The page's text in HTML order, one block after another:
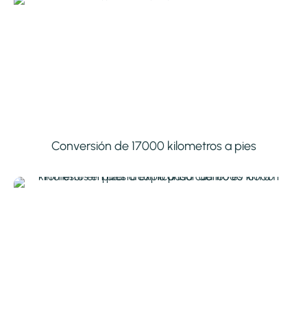
Conversión de 17000 kilometros a pies